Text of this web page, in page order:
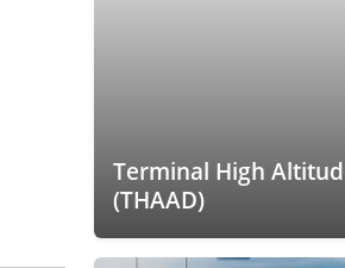
Terminal High
(THAAD)